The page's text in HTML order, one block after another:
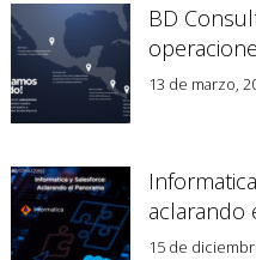
BD
13 de marzo,
aclarando
15 de